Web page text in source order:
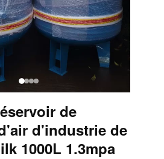
de
d'industrie de
1000L 1.3mpa